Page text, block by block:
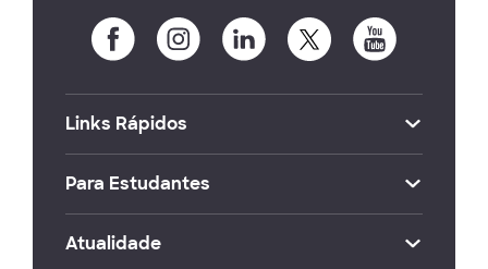
Links Rápidos
Para Estudantes
Atualidade